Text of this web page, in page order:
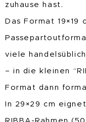
zuhause hast.
Das Format 19×19
viele
– in die kleinen
Format dann
In 29×29 cm